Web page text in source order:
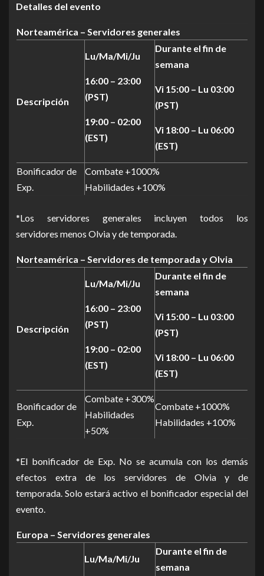
Detalles del evento
Norteamérica – Servidores generales
Descripción
Lu/Ma/Mi/Ju
16:00 – 23:00
(PST)
19:00 – 02:00
(EST)
Durante el fin de
semana
Vi 15:00 – Lu 03:00
(PST)
Vi 18:00 – Lu 06:00
(EST)
Bonificador de
Exp.
Combate +1000%
Habilidades +100%
*Los servidores generales incluyen todos los
servidores menos Olviayde temporada.
Norteamérica – Servidores de temporada y Olvia
Descripción
Lu/Ma/Mi/Ju
16:00 – 23:00
(PST)
19:00 – 02:00
(EST)
Durante el fin de
semana
Vi 15:00 – Lu 03:00
(PST)
Vi 18:00 – Lu 06:00
(EST)
Bonificador de
Exp.
Combate +300%
Habilidades
+50%
Combate +1000%
Habilidades +100%
*El bonificador de Exp. No se acumula con los demás
efectos extra de los servidores de Olviay de
temporada. Solo estará activo el bonificador especial del
evento.
Europa – Servidores generales
Lu/Ma/Mi/Ju
Durante el fin de
semana